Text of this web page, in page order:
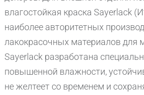
влагостойкая краска Sayerlack
наиболее авторитетных
лакокрасочных материалов для
Sayerlack разработана
повышенной влажности,
не желтеет со временем и